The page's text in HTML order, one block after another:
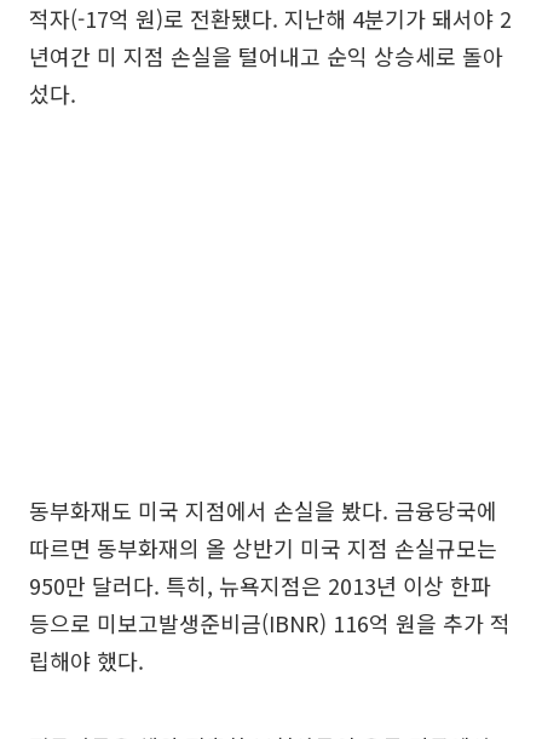
적자(-17억 원)로 전환됐다. 지난해 4분기가 돼서야 2
년여간 미 지점 손실을 털어내고 순익 상승세로 돌아
섰다.
동부화재도 미국 지점에서 손실을 봤다. 금융당국에
따르면 동부화재의 올 상반기 미국 지점 손실규모는
950만 달러다. 특히, 뉴욕지점은 2013년 이상 한파
등으로 미보고발생준비금(IBNR) 116억 원을 추가 적
립해야 했다.